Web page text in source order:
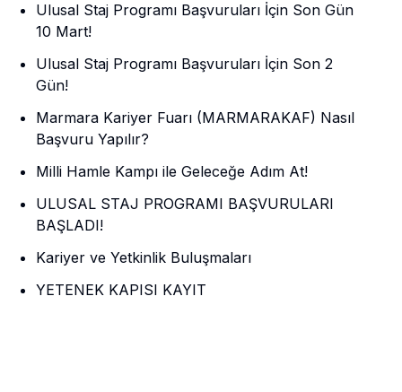
Ulusal Staj Programı Başvuruları İçin Son Gün
10 Mart!
Ulusal Staj Programı Başvuruları İçin Son 2
Gün!
Marmara Kariyer Fuarı (MARMARAKAF) Nasıl
Başvuru Yapılır?
Milli Hamle Kampı ile Geleceğe Adım At!
ULUSAL STAJ PROGRAMI BAŞVURULARI
BAŞLADI!
Kariyer ve Yetkinlik Buluşmaları
YETENEK KAPISI KAYIT